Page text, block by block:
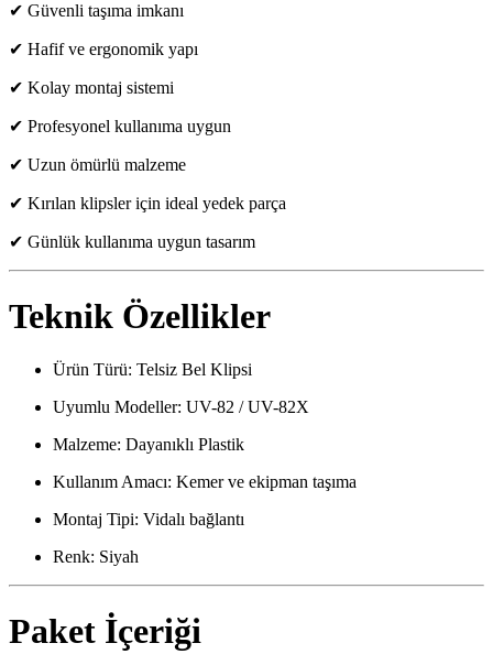
✔ Güvenli taşıma imkanı
✔ Hafif ve ergonomik yapı
✔ Kolay montaj sistemi
✔ Profesyonel kullanıma uygun
✔ Uzun ömürlü malzeme
✔ Kırılan klipsler için ideal yedek parça
✔ Günlük kullanıma uygun tasarım
Teknik Özellikler
Ürün Türü: Telsiz Bel Klipsi
Uyumlu Modeller: UV-82 / UV-82X
Malzeme: Dayanıklı Plastik
Kullanım Amacı: Kemer ve ekipman taşıma
Montaj Tipi: Vidalı bağlantı
Renk: Siyah
Paket İçeriği